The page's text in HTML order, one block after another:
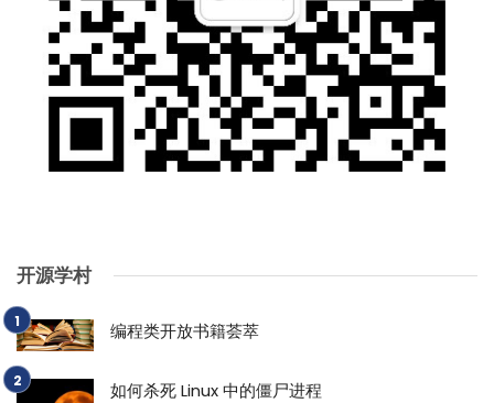
开源学村
编程类开放书籍荟萃
如何杀死 Linux 中的僵尸进程